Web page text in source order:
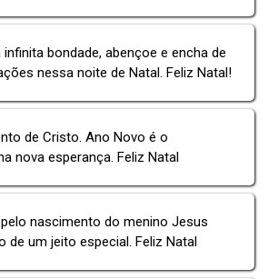
infinita bondade, abençoe e encha de
nessa noite de Natal. Feliz Natal!
de Cristo. Ano Novo é o
nova esperança. Feliz Natal
nascimento do menino Jesus
de um jeito especial. Feliz Natal